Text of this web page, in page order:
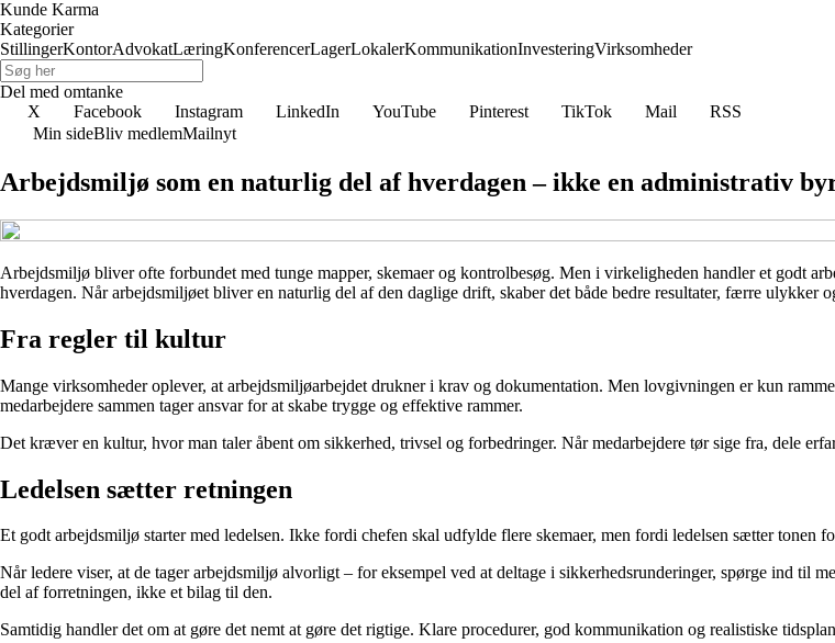
Kunde Karma
Kategorier
StillingerKontorAdvokatLæringKonferencerLagerLokalerKommunikationInvesteringVirksomheder
Del med omtanke
X
Facebook Instagram LinkedIn YouTube Pinterest TikTok Mail
RSS
Min sideBliv medlemMailnyt
Arbejdsmiljø som en naturlig del af hverdagen – ikke en administrativ
Arbejdsmiljø bliver ofte forbundet med tunge mapper, skemaer og kontrolbesøg. Men i virkeligheden handler et godt
hverdagen. Når arbejdsmiljøet bliver en naturlig del af den daglige drift, skaber det både bedre resultater, færre ulykker
Fra regler til kultur
Mange virksomheder oplever, at arbejdsmiljøarbejdet drukner i krav og dokumentation. Men lovgivningen er kun
medarbejdere sammen tager ansvar for at skabe trygge og effektive rammer.
Det kræver en kultur, hvor man taler åbent om sikkerhed, trivsel og forbedringer. Når medarbejdere tør sige fra, dele
Ledelsen sætter retningen
Et godt arbejdsmiljø starter med ledelsen. Ikke fordi chefen skal udfylde flere skemaer, men fordi ledelsen sætter tonen
Når ledere viser, at de tager arbejdsmiljø alvorligt – for eksempel ved at deltage i sikkerhedsrunderinger, spørge ind til
del af forretningen, ikke et bilag til den.
Samtidig handler det om at gøre det nemt at gøre det rigtige. Klare procedurer, god kommunikation og realistiske